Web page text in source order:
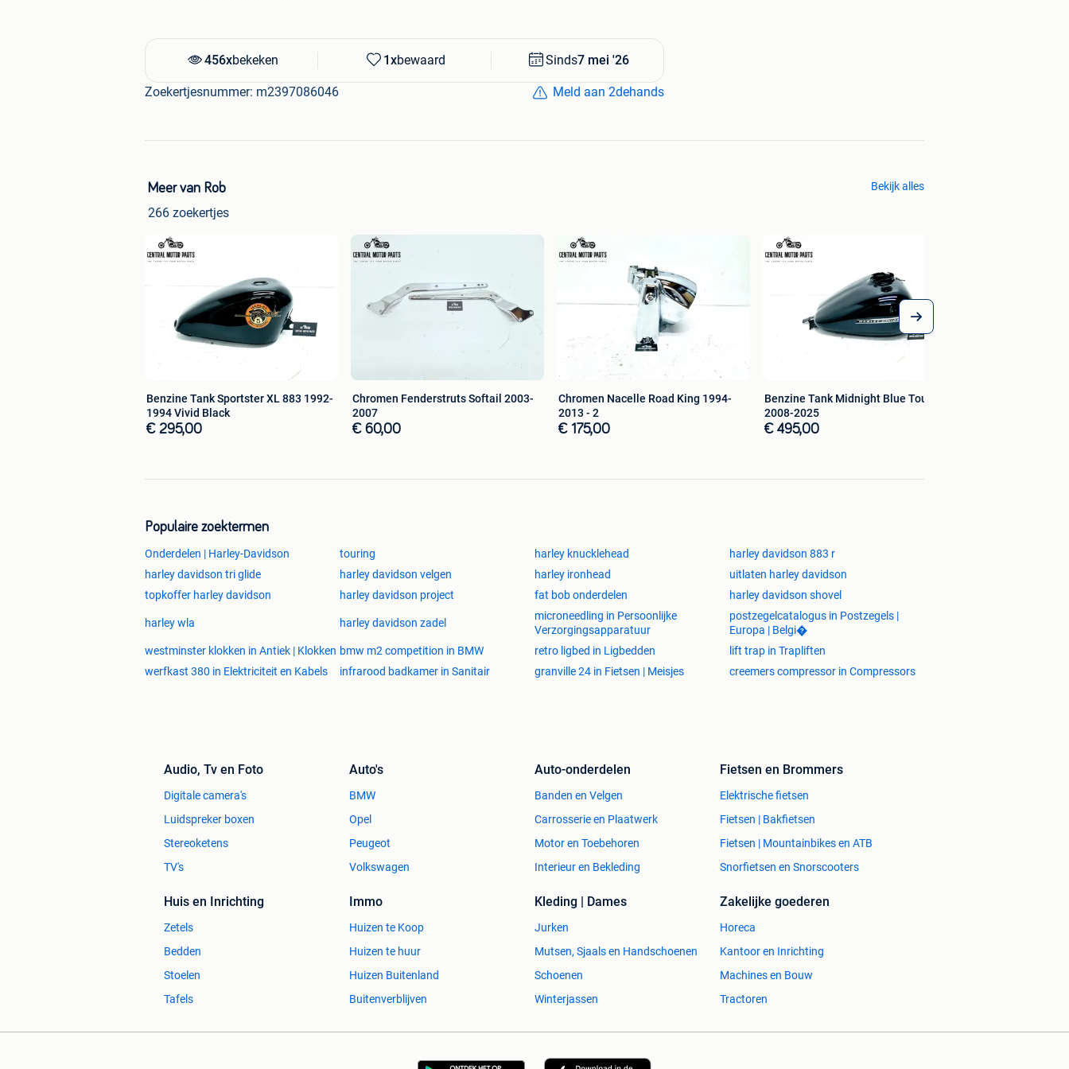
456xbekeken 1xbewaard Sinds7 mei '26
Zoekertjesnummer: m2397086046 Meld aan 2dehands
Meer van Rob
266 zoekertjes
Bekijk alles
Benzine Tank Sportster XL 883 1992-
1994 Vivid Black
€ 295,00
Chromen Fenderstruts Softail 2003-
2007
€ 60,00
Chromen Nacelle Road King 1994-
2013 - 2
€ 175,00
Benzine Tank Midnight Blue Touring
2008-2025
€ 495,00
Populaire zoektermen
Onderdelen | Harley-Davidson touring harley knucklehead
harley davidson 883 r
harley davidson tri glide
harley davidson velgen harley ironhead
uitlaten harley davidson
topkoffer harley davidson
harley davidson project fat bob onderdelen harley davidson shovel
harley wla harley davidson zadel
microneedling in Persoonlijke
Verzorgingsapparatuur
postzegelcatalogus in Postzegels |
Europa | Belgi�
westminster klokken in Antiek | Klokken bmw m2 competition in BMW retro ligbed in Ligbedden
lift trap in Trapliften
werfkast 380 in Elektriciteit en Kabels
infrarood badkamer in Sanitair granville 24 in Fietsen | Meisjes creemers compressor in Compressors
Audio, Tv en Foto
Digitale camera's
Luidspreker boxen
Stereoketens
TV's
Auto's
BMW
Opel
Peugeot
Volkswagen
Auto-onderdelen
Banden en Velgen
Carrosserie en Plaatwerk
Motor en Toebehoren
Interieur en Bekleding
Fietsen en Brommers
Elektrische fietsen
Fietsen | Bakfietsen
Fietsen | Mountainbikes en ATB
Snorfietsen en Snorscooters
Huis en Inrichting
Zetels
Bedden
Stoelen
Tafels
Immo
Huizen te Koop
Huizen te huur
Huizen Buitenland
Buitenverblijven
Kleding | Dames
Jurken
Mutsen, Sjaals en Handschoenen
Schoenen
Winterjassen
Zakelijke goederen
Horeca
Kantoor en Inrichting
Machines en Bouw
Tractoren